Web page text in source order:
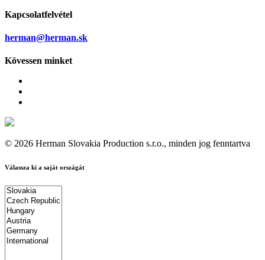
Kapcsolatfelvétel
herman@herman.sk
Kövessen minket
© 2026 Herman Slovakia Production s.r.o., minden jog fenntartva
Válassza ki a saját országát